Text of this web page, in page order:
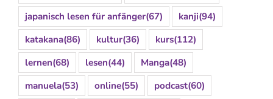
japanisch lesen für anfänger(67) kanji(94)
katakana(86) kultur(36) kurs(112)
lernen(68) lesen(44) Manga(48)
manuela(53) online(55) podcast(60)